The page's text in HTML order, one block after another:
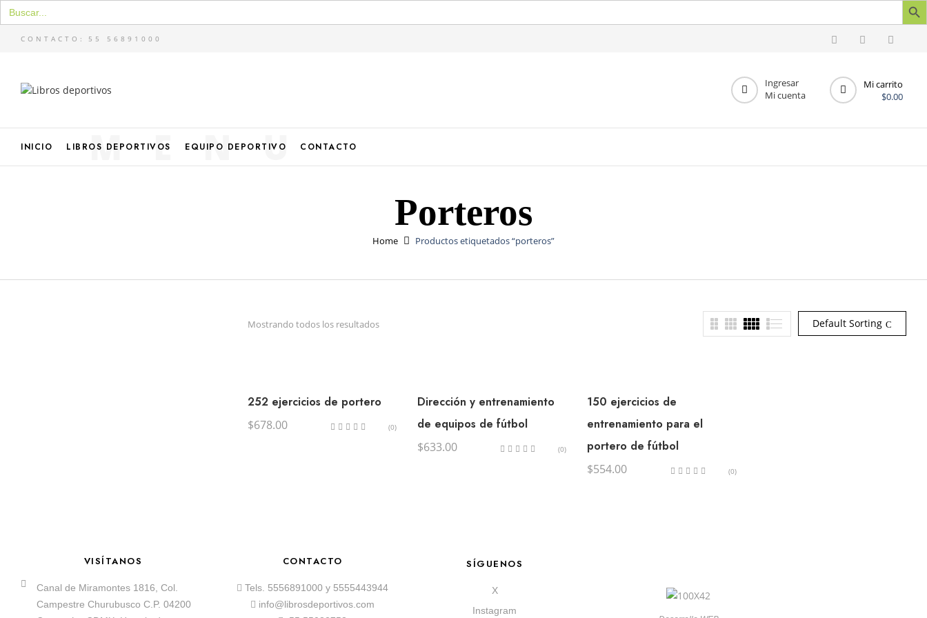
Buscar:
CONTACTO: 55 56891000
Ingresar
Mi cuenta
Mi carrito
$0.00
INICIO LIBROS DEPORTIVOS EQUIPO DEPORTIVO CONTACTO
MENU
Porteros
Home Productos etiquetados “porteros”
Default Sorting
Mostrando todos los resultados
252 ejercicios de portero
$678.00 (0)
Dirección y entrenamiento
de equipos de fútbol
$633.00 (0)
150 ejercicios de
entrenamiento para el
portero de fútbol
$554.00 (0)
VISÍTANOS
Canal de Miramontes 1816, Col.
Campestre Churubusco C.P. 04200
CONTACTO
Tels. 5556891000 y 5555443944
info@librosdeportivos.com
SÍGUENOS
X
Instagram